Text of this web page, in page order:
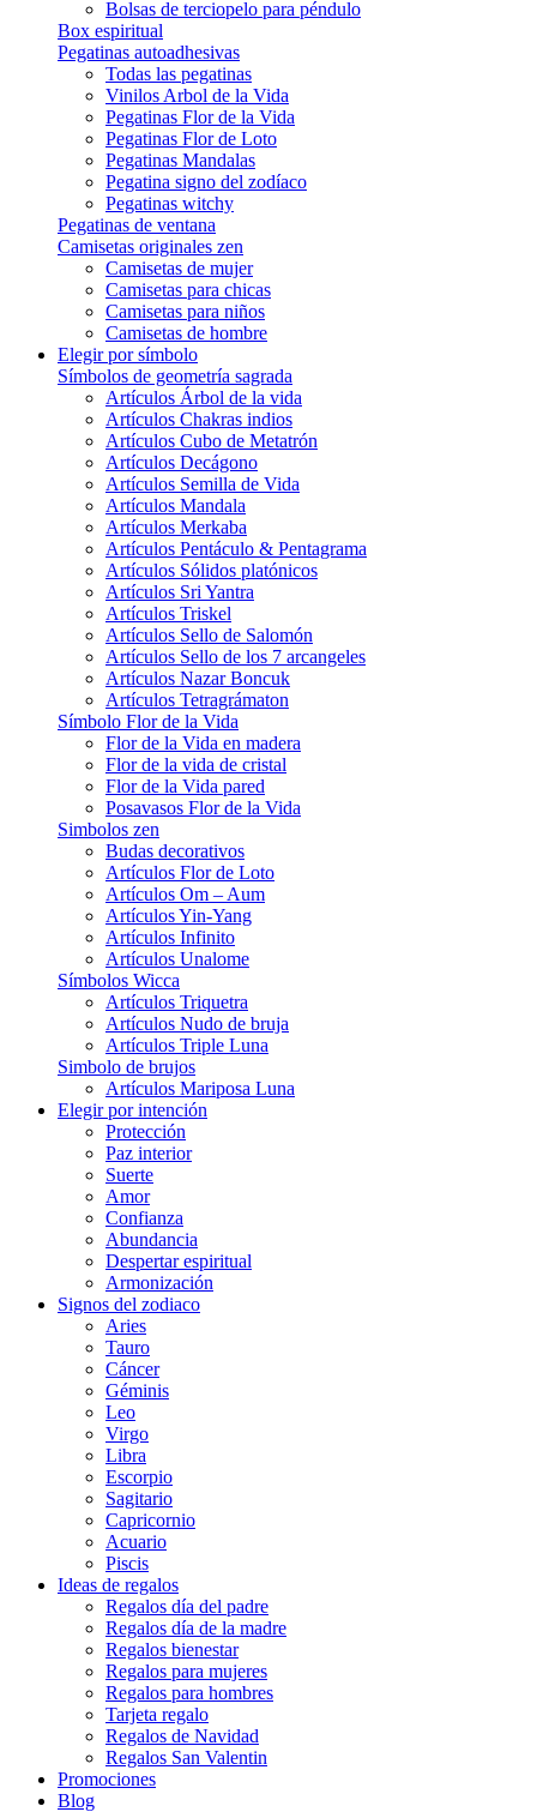
Bolsas de terciopelo para péndulo
Box espiritual
Pegatinas autoadhesivas
Todas las pegatinas
Vinilos Arbol de la Vida
Pegatinas Flor de la Vida
Pegatinas Flor de Loto
Pegatinas Mandalas
Pegatina signo del zodíaco
Pegatinas witchy
Pegatinas de ventana
Camisetas originales zen
Camisetas de mujer
Camisetas para chicas
Camisetas para niños
Camisetas de hombre
Elegir por símbolo
Símbolos de geometría sagrada
Artículos Árbol de la vida
Artículos Chakras indios
Artículos Cubo de Metatrón
Artículos Decágono
Artículos Semilla de Vida
Artículos Mandala
Artículos Merkaba
Artículos Pentáculo & Pentagrama
Artículos Sólidos platónicos
Artículos Sri Yantra
Artículos Triskel
Artículos Sello de Salomón
Artículos Sello de los 7 arcangeles
Artículos Nazar Boncuk
Artículos Tetragrámaton
Símbolo Flor de la Vida
Flor de la Vida en madera
Flor de la vida de cristal
Flor de la Vida pared
Posavasos Flor de la Vida
Simbolos zen
Budas decorativos
Artículos Flor de Loto
Artículos Om – Aum
Artículos Yin-Yang
Artículos Infinito
Artículos Unalome
Símbolos Wicca
Artículos Triquetra
Artículos Nudo de bruja
Artículos Triple Luna
Simbolo de brujos
Artículos Mariposa Luna
Elegir por intención
Protección
Paz interior
Suerte
Amor
Confianza
Abundancia
Despertar espiritual
Armonización
Signos del zodiaco
Aries
Tauro
Cáncer
Géminis
Leo
Virgo
Libra
Escorpio
Sagitario
Capricornio
Acuario
Piscis
Ideas de regalos
Regalos día del padre
Regalos día de la madre
Regalos bienestar
Regalos para mujeres
Regalos para hombres
Tarjeta regalo
Regalos de Navidad
Regalos San Valentin
Promociones
Blog